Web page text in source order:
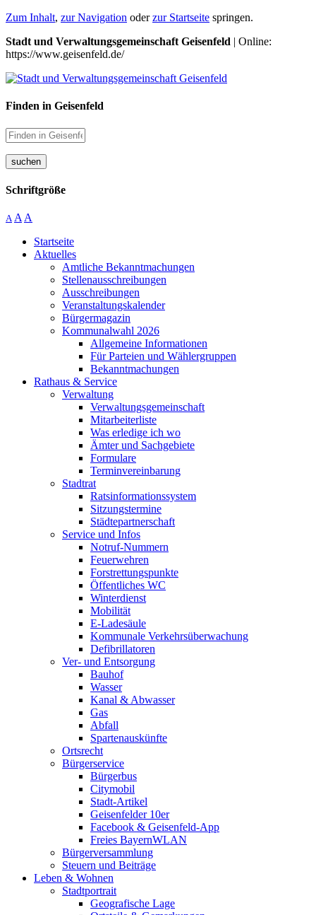
Zum Inhalt, zur Navigation oderzur Startseite springen.
Stadt und Verwaltungsgemeinschaft Geisenfeld | Online:
https://www.geisenfeld.de/
Finden in Geisenfeld
suchen
Schriftgröße
A A A
Startseite
Aktuelles
Amtliche Bekanntmachungen
Stellenausschreibungen
Ausschreibungen
Veranstaltungskalender
Bürgermagazin
Kommunalwahl 2026
Allgemeine Informationen
Für Parteien und Wählergruppen
Bekanntmachungen
Rathaus & Service
Verwaltung
Verwaltungsgemeinschaft
Mitarbeiterliste
Was erledige ich wo
Ämter und Sachgebiete
Formulare
Terminvereinbarung
Stadtrat
Ratsinformationssystem
Sitzungstermine
Städtepartnerschaft
Service und Infos
Notruf-Nummern
Feuerwehren
Forstrettungspunkte
Öffentliches WC
Winterdienst
Mobilität
E-Ladesäule
Kommunale Verkehrsüberwachung
Defibrillatoren
Ver- und Entsorgung
Bauhof
Wasser
Kanal & Abwasser
Gas
Abfall
Spartenauskünfte
Ortsrecht
Bürgerservice
Bürgerbus
Citymobil
Stadt-Artikel
Geisenfelder 10er
Facebook & Geisenfeld-App
Freies BayernWLAN
Bürgerversammlung
Steuern und Beiträge
Leben & Wohnen
Stadtportrait
Geografische Lage